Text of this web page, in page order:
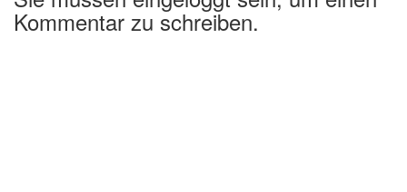
Kommentar zu schreiben.